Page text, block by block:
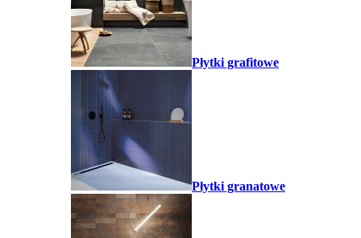
Płytki grafitowe
Płytki granatowe